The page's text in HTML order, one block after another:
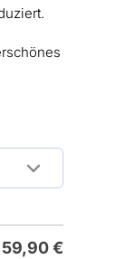
59,90€